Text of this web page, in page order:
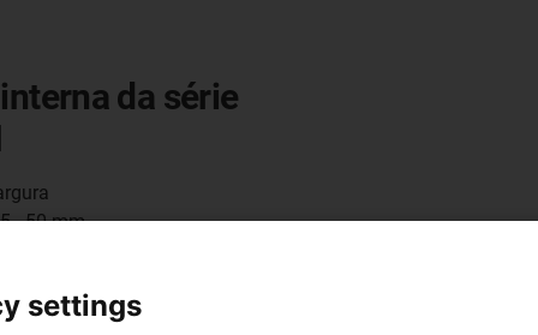
da série
- 50 mm
R: 35 - 180 mm
settings